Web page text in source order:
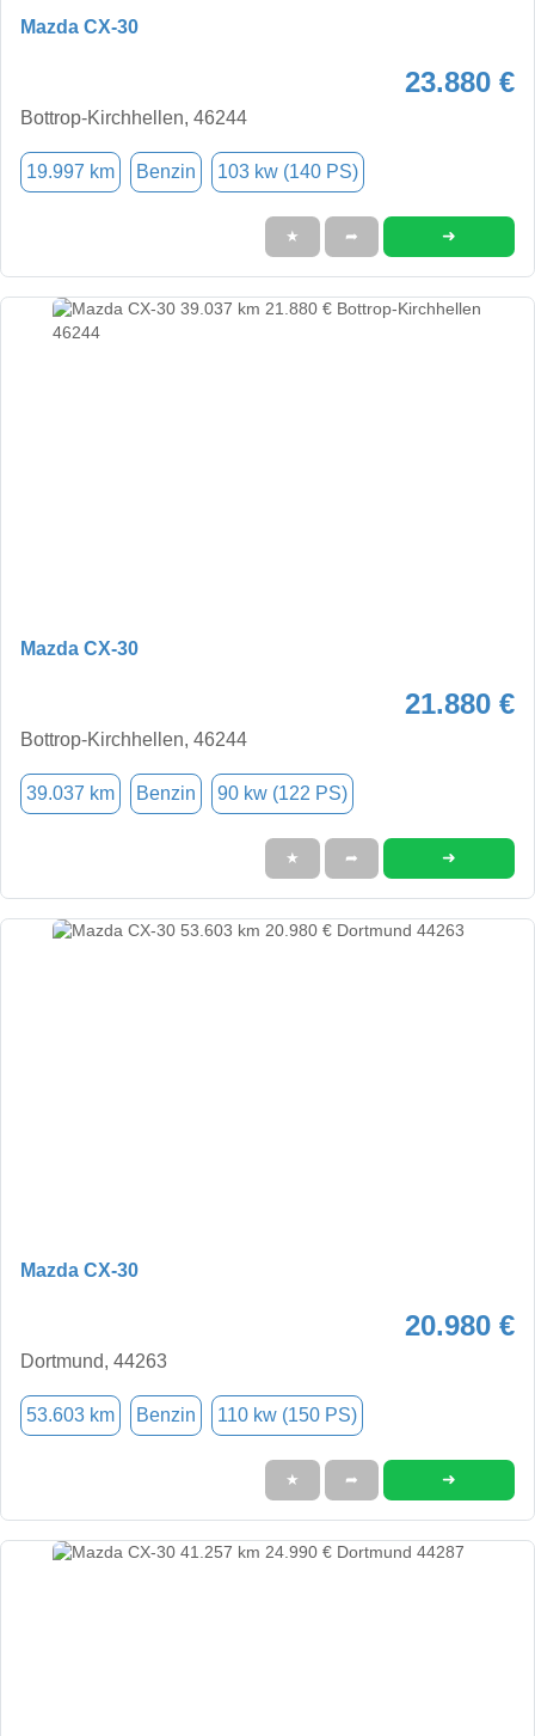
Mazda CX-30
23.880 €
Bottrop-Kirchhellen, 46244
19.997 km Benzin 103 kw (140 PS)
★ ➦ ➜
Mazda CX-30
21.880 €
Bottrop-Kirchhellen, 46244
39.037 km Benzin 90 kw (122 PS)
★ ➦ ➜
Mazda CX-30
20.980 €
Dortmund, 44263
53.603 km Benzin 110 kw (150 PS)
★ ➦ ➜